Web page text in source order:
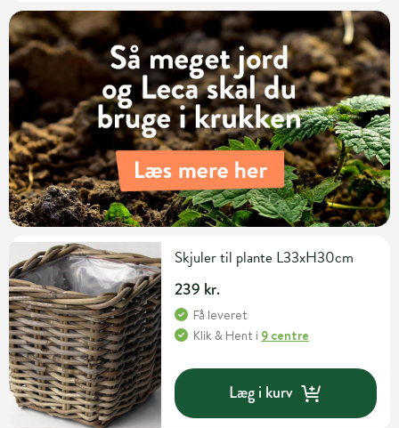
Skjuler til plante L33xH30cm
239 kr.
Få leveret
Klik & Hent i 9 centre
Læg i kurv